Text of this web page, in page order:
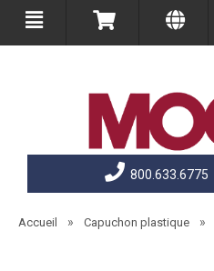
800.633.6775
Accueil » Capuchon plastique »